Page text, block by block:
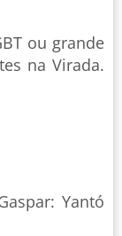
ou grande
na Virada.
Yantó